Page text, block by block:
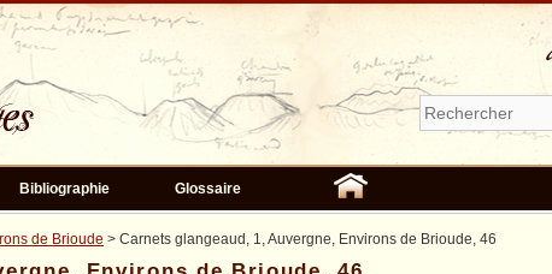
Bibliographie Glossaire
de Brioude > Carnets glangeaud, 1, Auvergne, Environs de Brioude, 46